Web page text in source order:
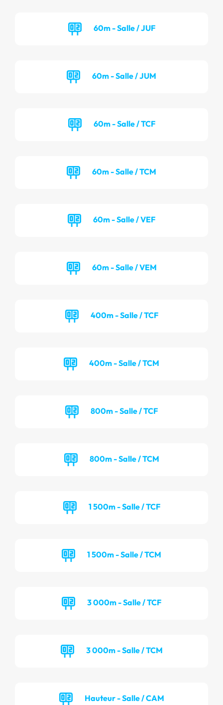
60m - Salle / JUF
60m - Salle / JUM
60m - Salle / TCF
60m - Salle / TCM
60m - Salle / VEF
60m - Salle / VEM
400m - Salle / TCF
400m - Salle / TCM
800m - Salle / TCF
800m - Salle / TCM
1 500m - Salle / TCF
1 500m - Salle / TCM
3 000m - Salle / TCF
3 000m - Salle / TCM
Hauteur - Salle / CAM